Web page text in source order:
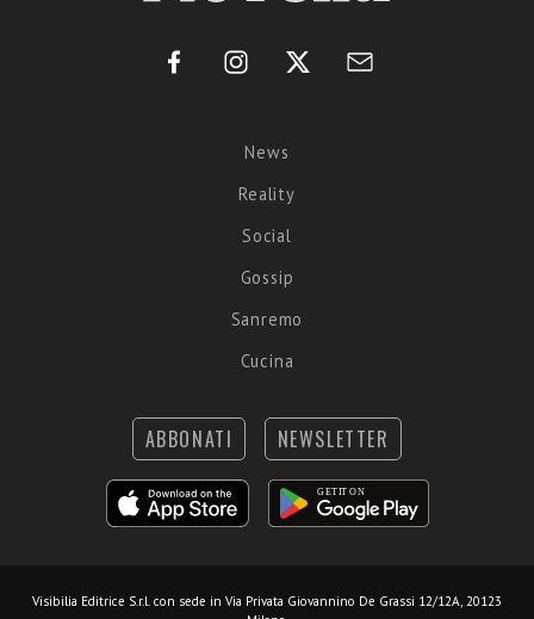
News
Reality
Social
Gossip
Sanremo
Cucina
ABBONATI NEWSLETTER
Visibilia Editrice S.r.l. con sede in Via Privata Giovannino De Grassi 12/12A, 20123